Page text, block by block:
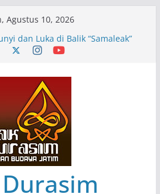
Agustus 10, 2026
Komunitas Patria Seni Rupa
“Bergerak” Menjadi Mantra
dan Luka di Balik “Samaleak”
Seni dan Budaya: Catatan
Ir. Bambang Haryo Soekartono
DPR RI ke Taman Budaya Jawa
35 Karya Agus Koecink
Ungkapan Kritis Tentang
Pertambangan